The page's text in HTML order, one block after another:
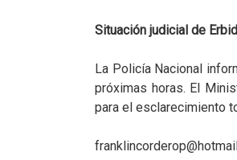
Situación judicial de
La Policía Nacional
próximas horas. El
para el esclarecimiento